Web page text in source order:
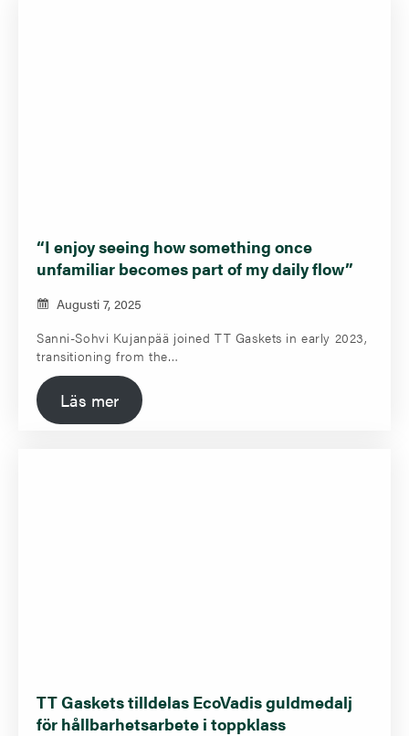
“I enjoy seeing how something once
unfamiliar becomes part of my daily flow”
Augusti 7, 2025
Sanni-Sohvi Kujanpää joined TT Gaskets in early 2023,
transitioning from the…
Läs mer
TT Gaskets tilldelas EcoVadis guldmedalj
för hållbarhetsarbete i toppklass